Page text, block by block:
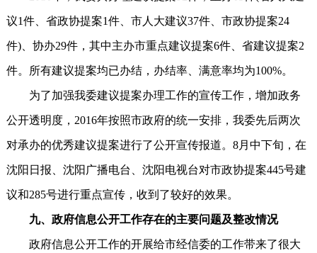
议1件、省政协提案1件、市人大建议37件、市政协提案24
件)、协办29件，其中主办市重点建议提案6件、省建议提案2
件。所有建议提案均已办结，办结率、满意率均为100%。
为了加强我委建议提案办理工作的宣传工作，增加政务
公开透明度，2016年按照市政府的统一安排，我委先后两次
对承办的优秀建议提案进行了公开宣传报道。8月中下旬，在
沈阳日报、沈阳广播电台、沈阳电视台对市政协提案445号建
议和285号进行重点宣传，收到了较好的效果。
九、政府信息公开工作存在的主要问题及整改情况
政府信息公开工作的开展给市经信委的工作带来了很大